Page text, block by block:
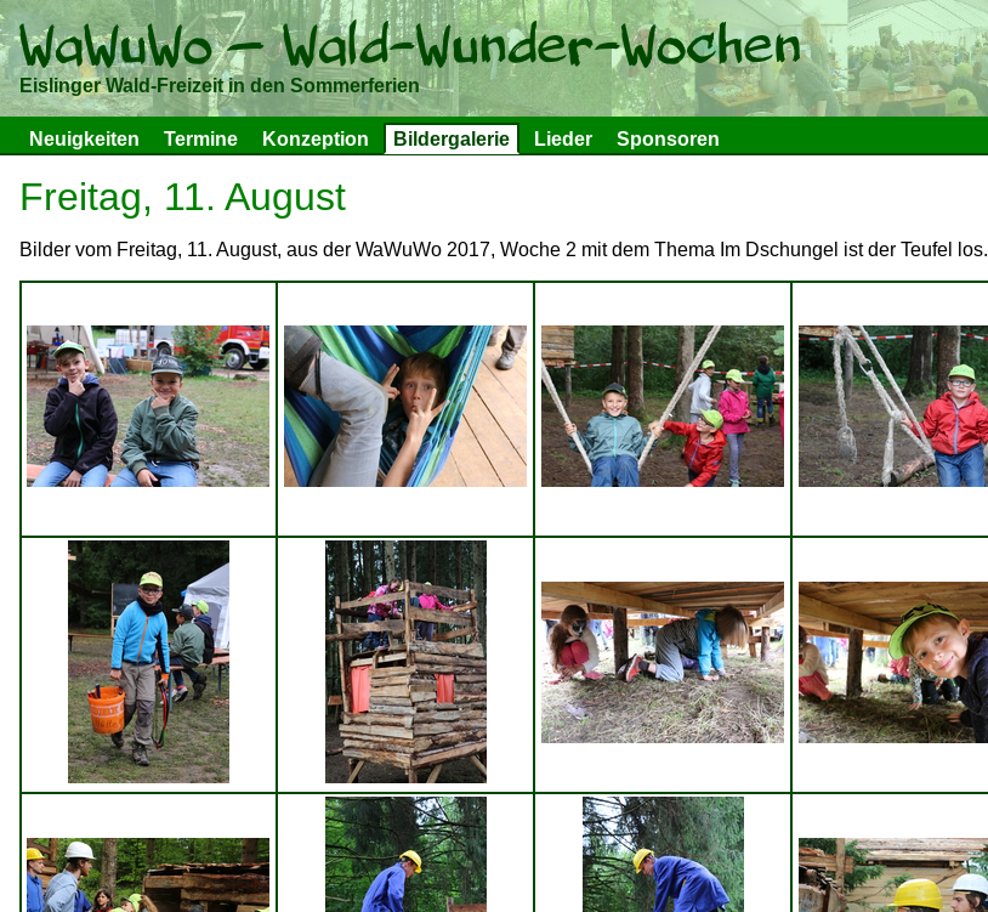
Eislinger Wald-Freizeit in den Sommerferien
Neuigkeiten Termine Konzeption Bildergalerie Lieder Sponsoren
Freitag, 11. August
Bilder vom Freitag, 11. August, aus der WaWuWo 2017, Woche 2 mit dem Thema Im Dschungel ist der Teufel los.